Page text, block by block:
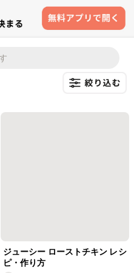
ジューシー ローストチキン レシ
ピ・作り方